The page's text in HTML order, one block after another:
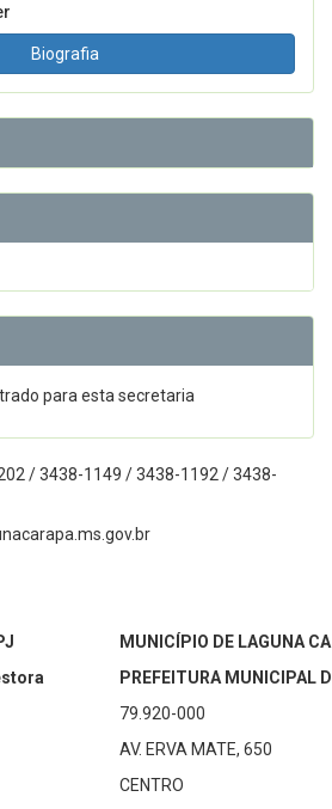
Biografia
para esta secretaria
/ 3438-1149 / 3438-1192 / 3438-
MUNICÍPIO DE LAGUNA
PREFEITURA MUNICIPAL
79.920-000
AV. ERVA MATE, 650
CENTRO